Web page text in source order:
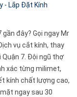
- Lắp Đặt Kính
đây? Gọi ngay Mr
vụ cắt kính, thay
7. Đội ngũ thợ
xác từng milimet,
kính chất lượng cao,
ngay sau 30